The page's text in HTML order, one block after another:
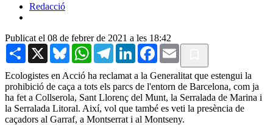
Redacció
Publicat el 08 de febrer de 2021 a les 18:42
Share X BlueskyWhatsAppTelegramLinkedInFacebook
Email
Ecologistes en Acció ha reclamat a la Generalitat que estengui la
prohibició de caça a tots els parcs de l'entorn de Barcelona, com ja
ha fet a Collserola, Sant Llorenç del Munt, la Serralada de Marina i
la Serralada Litoral. Així, vol que també es veti la presència de
caçadors al Garraf, a Montserrat i al Montseny.